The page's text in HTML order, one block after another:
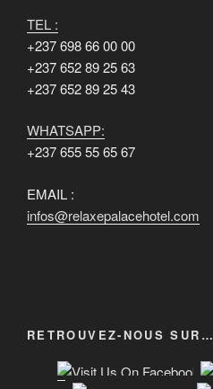
TEL :
+237 698 66 00 00
+237 652 89 25 63
+237 652 89 25 43
WHATSAPP:
+237 655 55 65 67
EMAIL :
infos@relaxepalacehotel.com
RETROUVEZ-NOUS SUR…